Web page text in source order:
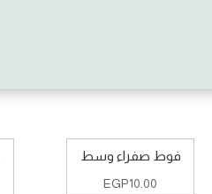
فوط صفراء وسط
EGP10.00